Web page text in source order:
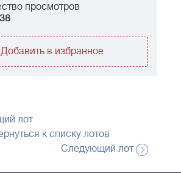
просмотров
Добавить в избранное
лот
к списку лотов
Следующий лот